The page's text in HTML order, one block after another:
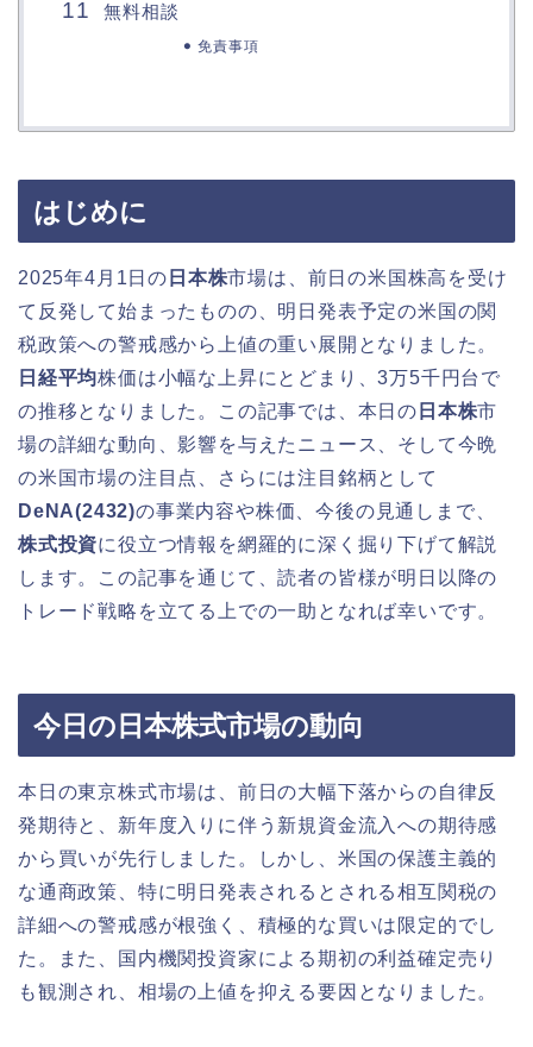
無料相談
免責事項
はじめに
2025年4月1日の 日本株市場は、前日の米国株高を受け
て反発して始まったものの、明日発表予定の米国の関
税政策への警戒感から上値の重い展開となりました。
日経平均株価は小幅な上昇にとどまり、3万5千円台で
の推移となりました。この記事では、本日の 日本株市
場の詳細な動向、影響を与えたニュース、そして今晩
の米国市場の注目点、さらには注目銘柄として
DeNA(2432)の事業内容や株価、今後の見通しまで、
株式投資に役立つ情報を網羅的に深く掘り下げて解説
します。この記事を通じて、読者の皆様が明日以降の
トレード戦略を立てる上での一助となれば幸いです。
今日の日本株式市場の動向
本日の東京株式市場は、前日の大幅下落からの自律反
発期待と、新年度入りに伴う新規資金流入への期待感
から買いが先行しました。しかし、米国の保護主義的
な通商政策、特に明日発表されるとされる相互関税の
詳細への警戒感が根強く、積極的な買いは限定的でし
た。また、国内機関投資家による期初の利益確定売り
も観測され、相場の上値を抑える要因となりました。